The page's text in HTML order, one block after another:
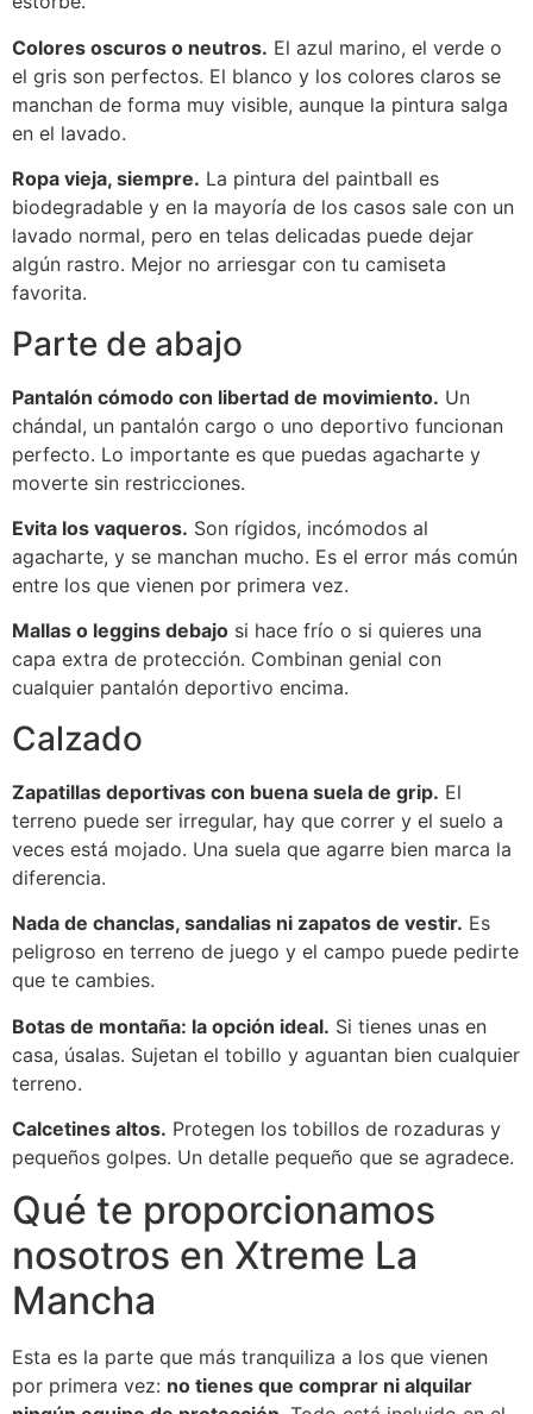
Colores oscuros o neutros. El azul marino, el verde o
el gris son perfectos. El blanco y los colores claros se
manchan de forma muy visible, aunque la pintura salga
en el lavado.
Ropa vieja, siempre. La pintura del paintball es
biodegradable y en la mayoría de los casos sale con un
lavado normal, pero en telas delicadas puede dejar
algún rastro. Mejor no arriesgar con tu camiseta
favorita.
Parte de abajo
Pantalón cómodo con libertad de movimiento. Un
chándal, un pantalón cargo o uno deportivo funcionan
perfecto. Lo importante es que puedas agacharte y
moverte sin restricciones.
Evita los vaqueros. Son rígidos, incómodos al
agacharte, y se manchan mucho. Es el error más común
entre los que vienen por primera vez.
Mallas o leggins debajo si hace frío o si quieres una
capa extra de protección. Combinan genial con
cualquier pantalón deportivo encima.
Calzado
Zapatillas deportivas con buena suela de grip. El
terreno puede ser irregular, hay que correr y el suelo a
veces está mojado. Una suela que agarre bien marca la
diferencia.
Nada de chanclas, sandalias ni zapatos de vestir. Es
peligroso en terreno de juego y el campo puede pedirte
que te cambies.
Botas de montaña: la opción ideal. Si tienes unas en
casa, úsalas. Sujetan el tobillo y aguantan bien cualquier
terreno.
Calcetines altos. Protegen los tobillos de rozaduras y
pequeños golpes. Un detalle pequeño que se agradece.
Qué te proporcionamos
nosotros en Xtreme La
Mancha
Esta es la parte que más tranquiliza a los que vienen
por primera vez: no tienes que comprar ni alquilar